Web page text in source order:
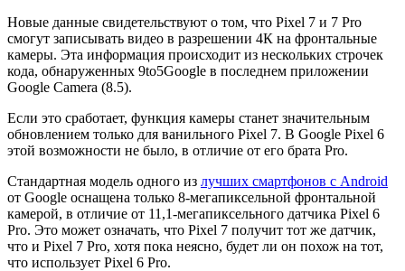
Новые данные свидетельствуют о том, что Pixel 7 и 7 Pro
смогут записывать видео в разрешении 4К на фронтальные
камеры. Эта информация происходит из нескольких строчек
кода, обнаруженных 9to5Google в последнем приложении
Google Camera (8.5).
Если это сработает, функция камеры станет значительным
обновлением только для ванильного Pixel 7. В Google Pixel 6
этой возможности не было, в отличие от его брата Pro.
Стандартная модель одного из лучших смартфонов с Android
от Google оснащена только 8-мегапиксельной фронтальной
камерой, в отличие от 11,1-мегапиксельного датчика Pixel 6
Pro. Это может означать, что Pixel 7 получит тот же датчик,
что и Pixel 7 Pro, хотя пока неясно, будет ли он похож на тот,
что использует Pixel 6 Pro.